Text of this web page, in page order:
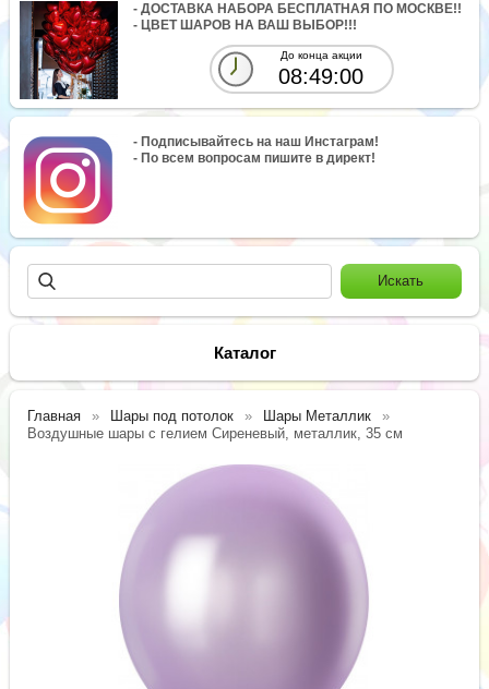
- ДОСТАВКА НАБОРА БЕСПЛАТНАЯ ПО МОСКВЕ!!
- ЦВЕТ ШАРОВ НА ВАШ ВЫБОР!!!
До конца акции
08:49:00
- Подписывайтесь на наш Инстаграм!
- По всем вопросам пишите в директ!
Каталог
Главная Шары под потолок
Шары Металлик
Воздушные шары с гелием Сиреневый, металлик, 35 см